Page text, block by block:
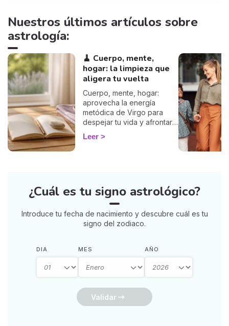
Nuestros últimos artículos sobre
astrología:
🧹 Cuerpo, mente,
hogar: la limpieza que
aligera tu vuelta
Cuerpo, mente, hogar:
aprovecha la energía
metódica de Virgo para
despejar tu vida y afrontar
la vuelta de 2026 con
ligereza. La guía de Marisa.
Leer
¿Cuál es tu signo astrológico?
Introduce tu fecha de nacimiento y descubre cuál es tu
signo del zodiaco.
DIA MES AÑO
Validar